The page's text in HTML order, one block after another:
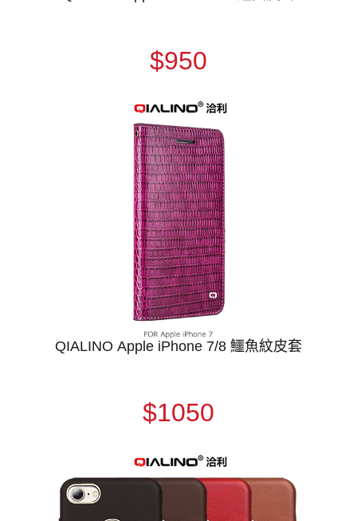
$950
QIALINO Apple iPhone 7/8 鱷魚紋皮套
$1050